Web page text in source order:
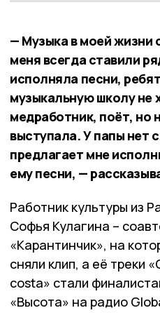
— Музыка в моей жизни
меня всегда ставили
исполняла песни,
музыкальную школу не
медработник, поёт, но
выступала. У папы нет
предлагает мне
ему песни, —
Работник культуры из
Софья Кулагина –
«Карантинчик», на
сняли клип, а её треки
costa» стали
«Высота» на радио